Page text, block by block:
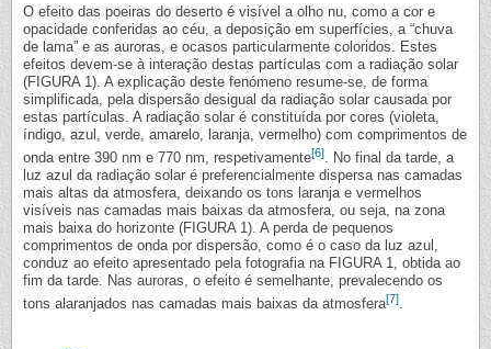
O efeito das poeiras do deserto é visível a olho nu, como a cor e
opacidade conferidas ao céu, a deposição em superfícies, a “chuva
de lama” e as auroras, e ocasos particularmente coloridos. Estes
efeitos devem-se à interação destas partículas com a radiação solar
(FIGURA 1). A explicação deste fenómeno resume-se, de forma
simplificada, pela dispersão desigual da radiação solar causada por
estas partículas. A radiação solar é constituída por cores (violeta,
índigo, azul, verde, amarelo, laranja, vermelho) com comprimentos de
onda entre 390 nm e 770 nm, respetivamente[6]. No final da tarde, a
luz azul da radiação solar é preferencialmente dispersa nas camadas
mais altas da atmosfera, deixando os tons laranja e vermelhos
visíveis nas camadas mais baixas da atmosfera, ou seja, na zona
mais baixa do horizonte (FIGURA 1). A perda de pequenos
comprimentos de onda por dispersão, como é o caso da luz azul,
conduz ao efeito apresentado pela fotografia na FIGURA 1, obtida ao
fim da tarde. Nas auroras, o efeito é semelhante, prevalecendo os
tons alaranjados nas camadas mais baixas da atmosfera[7].